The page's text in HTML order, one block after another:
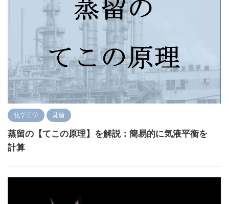
化学工学 蒸留
蒸留の【てこの原理】を解説：簡易的に気液平衡を
計算